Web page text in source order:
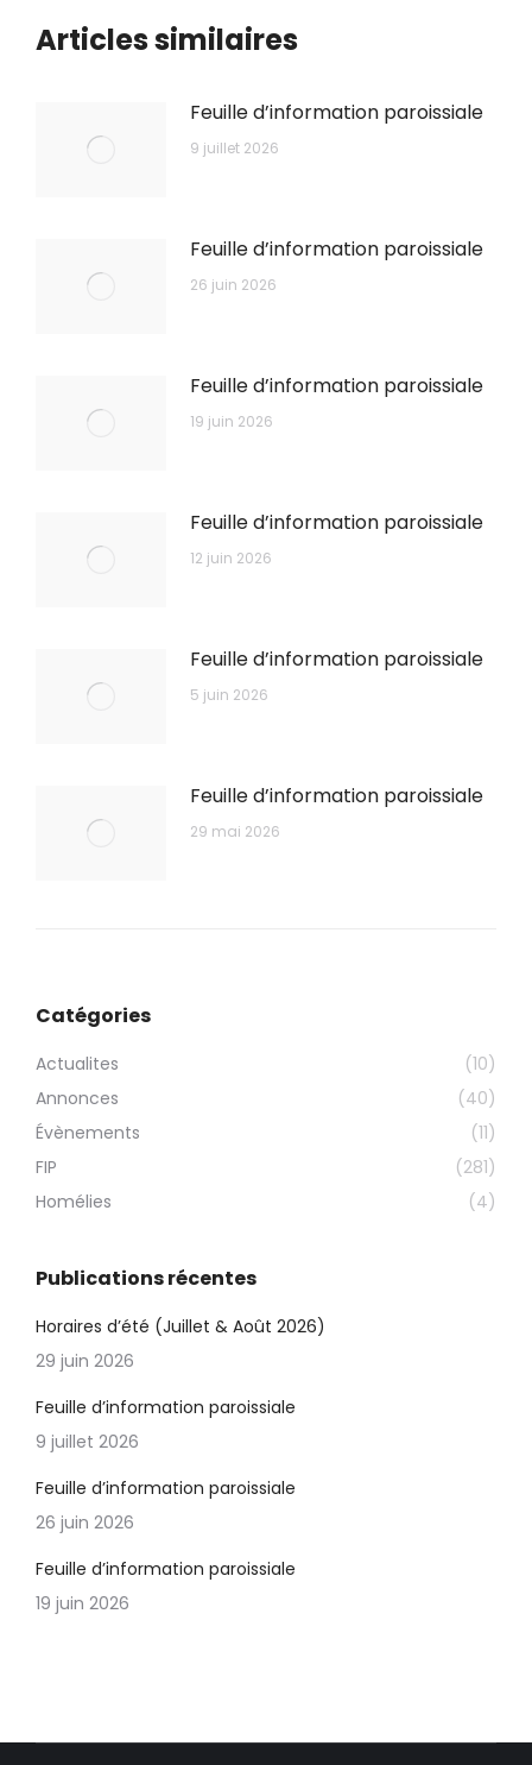
Articles similaires
Feuille d’information paroissiale
9 juillet 2026
Feuille d’information paroissiale
26 juin 2026
Feuille d’information paroissiale
19 juin 2026
Feuille d’information paroissiale
12 juin 2026
Feuille d’information paroissiale
5 juin 2026
Feuille d’information paroissiale
29 mai 2026
Catégories
Actualites
(10)
Annonces
(40)
Évènements
(11)
FIP
(281)
Homélies
(4)
Publications récentes
Horaires d’été (Juillet & Août 2026)
29 juin 2026
Feuille d’information paroissiale
9 juillet 2026
Feuille d’information paroissiale
26 juin 2026
Feuille d’information paroissiale
19 juin 2026